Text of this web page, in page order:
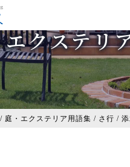
クステリ
/ 庭・エクステリア用語集 / さ行 /